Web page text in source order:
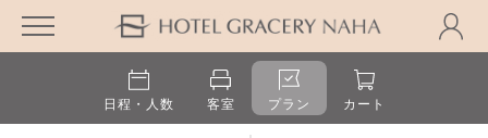
日程・人数 客室 プラン カート